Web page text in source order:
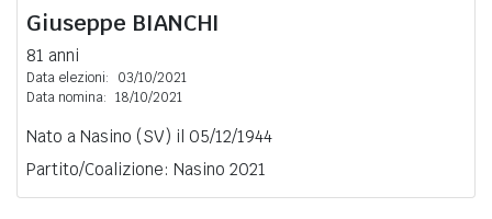
Giuseppe BIANCHI
81 anni
Data elezioni:
03/10/2021
Data nomina: 18/10/2021
Nato a Nasino (SV) il 05/12/1944
Partito/Coalizione: Nasino 2021